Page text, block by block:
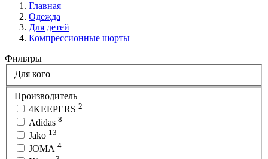
Главная
Одежда
Для детей
Компрессионные шорты
Фильтры
Для кого
Производитель
4KEEPERS 2
Adidas 8
Jako 13
JOMA 4